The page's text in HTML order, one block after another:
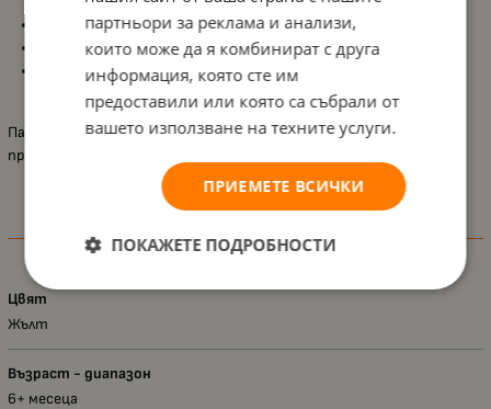
Безопасни материали , подходящи за стискане и дъвчене;
Подходящо за играпо време на къпане във ваната
Подходящо задеца над 6+ месеца, съобразено с ранното
Патето за баняPlaygroе весел и цветен спътник, който
превръща всяко къпане в приятно време за игра и откриване.
Характеристики
Цвят
Жълт
Възраст - диапазон
6+ месеца
партньори за реклама и анализи,
които може да я комбинират с друга
информация, която сте им
предоставили или която са събрали от
вашето използване на техните услуги.
ПРИЕМЕТЕ ВСИЧКИ
ПОКАЖЕТЕ ПОДРОБНОСТИ